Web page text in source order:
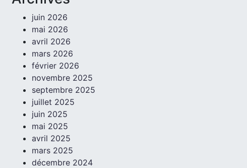
juin 2026
mai 2026
avril 2026
mars 2026
février 2026
novembre 2025
septembre 2025
juillet 2025
juin 2025
mai 2025
avril 2025
mars 2025
décembre 2024